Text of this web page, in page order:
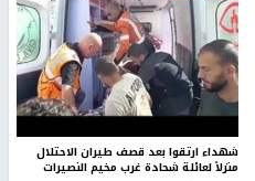
شهداء ارتقوا بعد قصف طيران الاحتلال
منزلاً لعائلة شحادة غرب مخيم النصيرات